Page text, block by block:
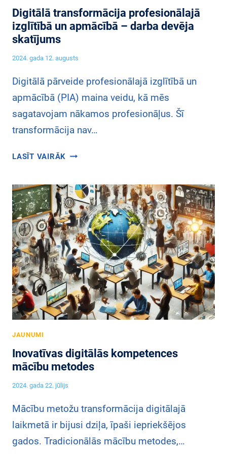
U
A
P
C
B
–
S
K
O
L
Ē
N
A
S
K
A
J
U
S
M
Ā
A
P
O
F
S
N
Ā
L
A
J
Ā
I
Z
G
L
Ī
B
Ā
U
A
P
Ā
Digitālā transformācija profesionālajā
izglītībā un apmācībā – darba devēja
skatījums
2024. gada 12. augusts
Digitālā pārveide profesionālajā izglītībā un
apmācībā (PIA) maina veidu, kā mēs
sagatavojam nākamos profesionāļus. Šī
transformācija nav…
LASĪT VAIRĀK D
I
T
Ā
L
Ā
T
R
A
N
S
F
M
Ā
J
A
P
R
JAUNUMI
Inovatīvas digitālās kompetences
mācību metodes
2024. gada 22. jūlijs
Mācību metožu transformācija digitālajā
laikmetā ir bijusi dziļa, īpaši iepriekšējos
gados. Tradicionālās mācību metodes,…